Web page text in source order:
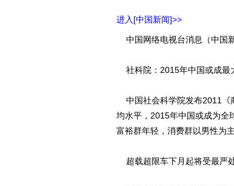
进入[中国新闻]>>
中国网络电视台消息（中国
社科院：2015年中国或成最
中国社会科学院发布2011《
均水平，2015年中国或成为全
富裕群年轻，消费群以男性为
超载超限车下月起将受最严